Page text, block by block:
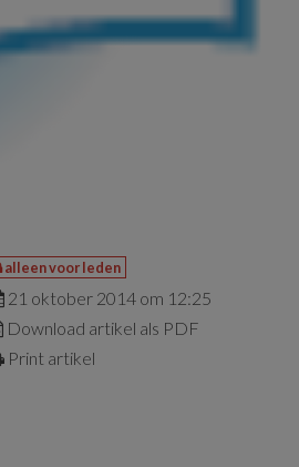
alleen voor leden
21 oktober 2014 om 12:25
Download artikel als PDF
Print artikel